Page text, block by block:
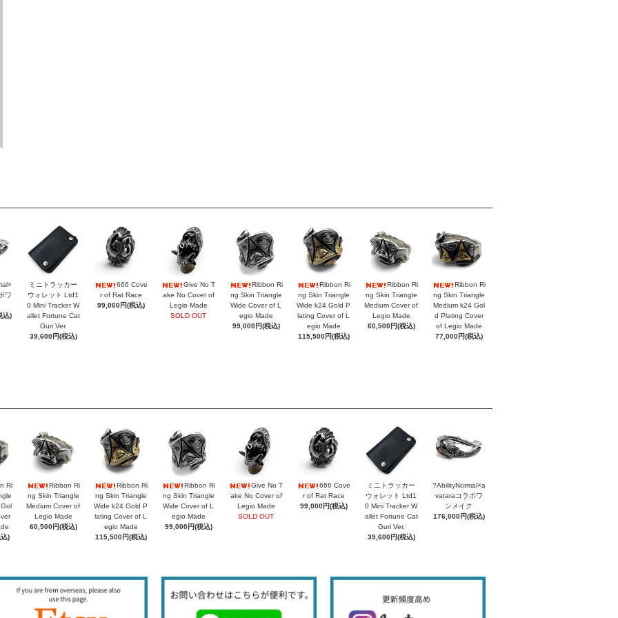
ワ
込)
ミニトラッカー
ウォレット Ltd1
0 Mini Tracker W
allet Fortune Cat
Guri Ver.
39,600円(税込)
666 Cove
r of Rat Race
99,000円(税込)
Give No T
ake No Cover of
Legio Made
SOLD OUT
Ribbon Ri
ng Skin Triangle
Wide Cover of L
egio Made
99,000円(税込)
Ribbon Ri
ng Skin Triangle
Wide k24 Gold P
lating Cover of L
egio Made
115,500円(税込)
Ribbon Ri
ng Skin Triangle
Medium Cover of
Legio Made
60,500円(税込)
Ribbon Ri
ng Skin Triangle
Medium k24 Gol
d Plating Cover
of Legio Made
77,000円(税込)
Ri
)
Ribbon Ri
ng Skin Triangle
Medium Cover of
Legio Made
60,500円(税込)
Ribbon Ri
ng Skin Triangle
Wide k24 Gold P
lating Cover of L
egio Made
115,500円(税込)
Ribbon Ri
ng Skin Triangle
Wide Cover of L
egio Made
99,000円(税込)
Give No T
ake No Cover of
Legio Made
SOLD OUT
666 Cove
r of Rat Race
99,000円(税込)
ミニトラッカー
ウォレット Ltd1
0 Mini Tracker W
allet Fortune Cat
Guri Ver.
39,600円(税込)
?AbilityNormal×a
vataraコラボワ
ンメイク
176,000円(税込)